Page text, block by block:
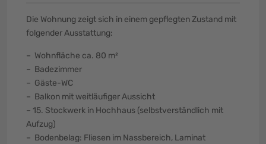
Die Wohnung zeigt sich in einem gepflegten Zustand mit
folgender Ausstattung:
– Wohnfläche ca. 80 m²
– Badezimmer
– Gäste-WC
– Balkon mit weitläufiger Aussicht
– 15. Stockwerk in Hochhaus (selbstverständlich mit
Aufzug)
– Bodenbelag: Fliesen im Nassbereich, Laminat